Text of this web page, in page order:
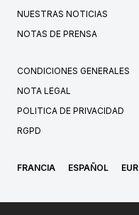
NUESTRAS NOTICIAS
NOTAS DE PRENSA
CONDICIONES GENERALES
NOTA LEGAL
POLITICA DE PRIVACIDAD
RGPD
FRANCIA ESPAÑOL EUR